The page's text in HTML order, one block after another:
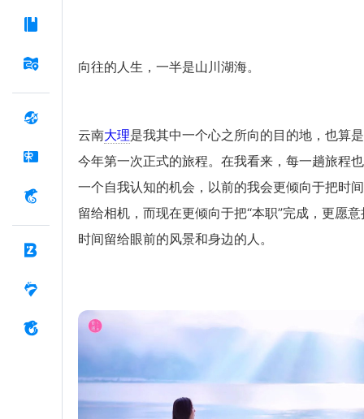
向往的人生，一半是山川湖海。
云南大理是我其中一个心之所向的目的地，也算
今年第一次正式的旅程。在我看来，每一趟旅程
一个自我认知的机会，以前的我会更倾向于把时
留给相机，而现在更倾向于把“本职”完成，更愿意
时间留给眼前的风景和身边的人。